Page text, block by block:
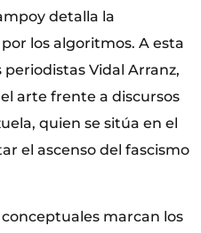
detalla la
los algoritmos. A esta
Vidal Arranz,
arte frente a discursos
quien se sitúa en el
el ascenso del fascismo
marcan los